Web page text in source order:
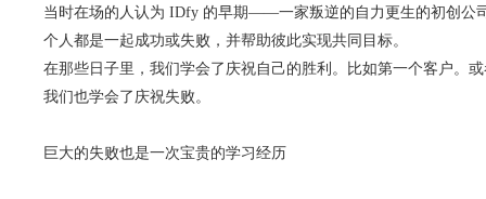
当时在场的人认为 IDfy 的早期——一家叛逆的自力更生的初创公
个人都是一起成功或失败，并帮助彼此实现共同目标。
在那些日子里，我们学会了庆祝自己的胜利。比如第一个客户。
我们也学会了庆祝失败。
巨大的失败也是一次宝贵的学习经历